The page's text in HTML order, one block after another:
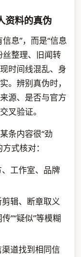
资料的真伪
息”，而是“信息
丝整理、旧闻转
时间线混乱、身
。辨别真伪时，
源、是否与官方
叉验证。
条内容很“劲
式核对：
工作室、品牌
辑、断章取义
”“疑似”等模糊
道找到相同信